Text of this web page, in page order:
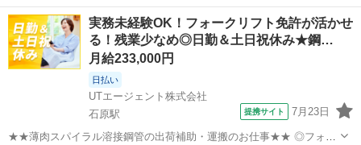
500,000円 「今より収入を増やしたい」 「一人で気楽に働ける仕事が
したい」 「未経験から新しい仕事に挑戦したい」 そんな方にピッ...
京都 京都市 十条駅 一人
実務未経験OK！フォークリフト免許が活かせ
る！残業少なめ◎日勤＆土日祝休み★鋼…
月給233,000円
日払い
UTエージェント株式会社
石原駅
提携サイト 7月23日
★★薄肉スパイラル溶接鋼管の出荷補助・運搬のお仕事★★ ◎フォー